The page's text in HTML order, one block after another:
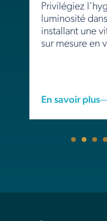
Privilégiez
luminosité
installant une
sur mesure en
En savoir plus